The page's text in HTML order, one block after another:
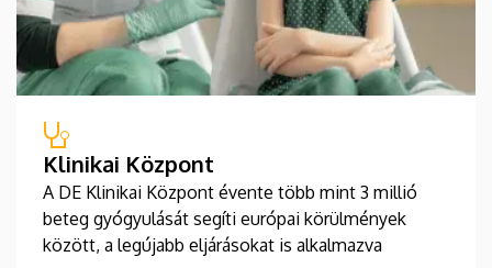
Klinikai Központ
A DE Klinikai Központ évente több mint 3 millió
beteg gyógyulását segíti európai körülmények
között, a legújabb eljárásokat is alkalmazva